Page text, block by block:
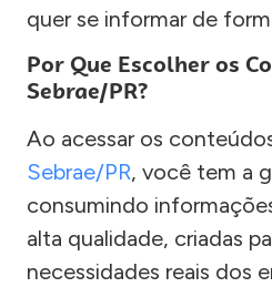
quer se informar de
Por Que Escolher os
Sebrae/PR?
Ao acessar os
Sebrae/PR, você tem a
consumindo
alta qualidade, criadas
necessidades reais dos